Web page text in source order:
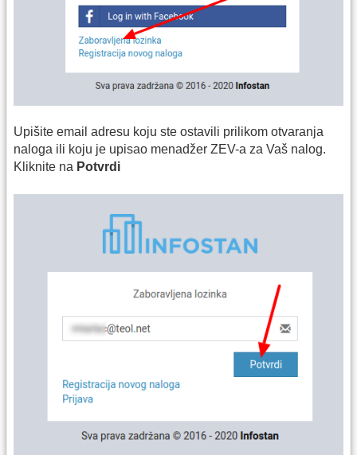
Upišite email adresu koju ste ostavili prilikom otvaranja
naloga ili koju je upisao menadžer ZEV-a za Vaš nalog.
Kliknite na Potvrdi